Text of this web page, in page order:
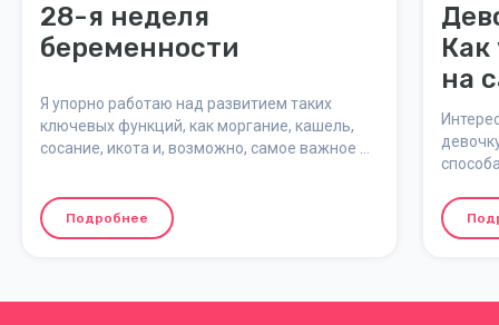
28-я неделя
беременности
Я упорно работаю над развитием таких
ключевых функций, как моргание, кашель,
сосание, икота и, возможно, самое важное –
Подробнее
Как
на